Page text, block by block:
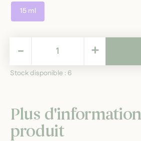
15 ml
15,00 € TTC+
-
Stock disponible : 6
Plus
produit